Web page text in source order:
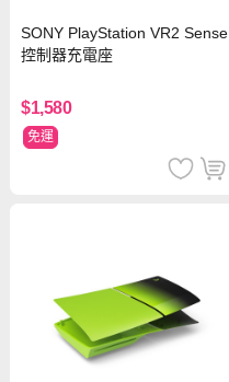
SONY PlayStation VR2 Sense
控制器充電座
$1,580
免運